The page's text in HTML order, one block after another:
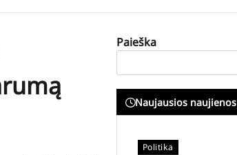
Paieška
Naujausios naujienos
Politika